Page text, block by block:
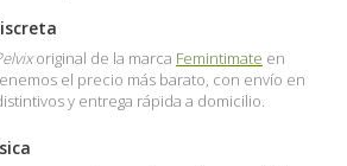
original de la marca Femintimate en
el precio más barato, con envío en
y entrega rápida a domicilio.